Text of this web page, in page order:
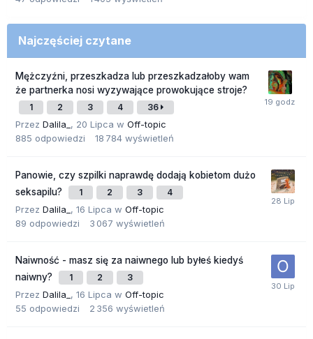
Najczęściej czytane
Mężczyźni, przeszkadza lub przeszkadzałoby wam
że partnerka nosi wyzywające prowokujące stroje?
1 2 3 4 36
Przez Dalila_ , 20 Lipca w Off-topic
885 odpowiedzi 18 784 wyświetleń
Panowie, czy szpilki naprawdę dodają kobietom dużo
seksapilu?
1 2 3 4
Przez Dalila_ , 16 Lipca w Off-topic
89 odpowiedzi 3 067 wyświetleń
Naiwność - masz się za naiwnego lub byłeś kiedyś
naiwny?
1 2 3
Przez Dalila_ , 16 Lipca w Off-topic
55 odpowiedzi 2 356 wyświetleń